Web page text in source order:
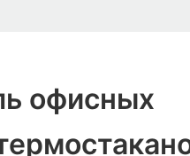
офисных